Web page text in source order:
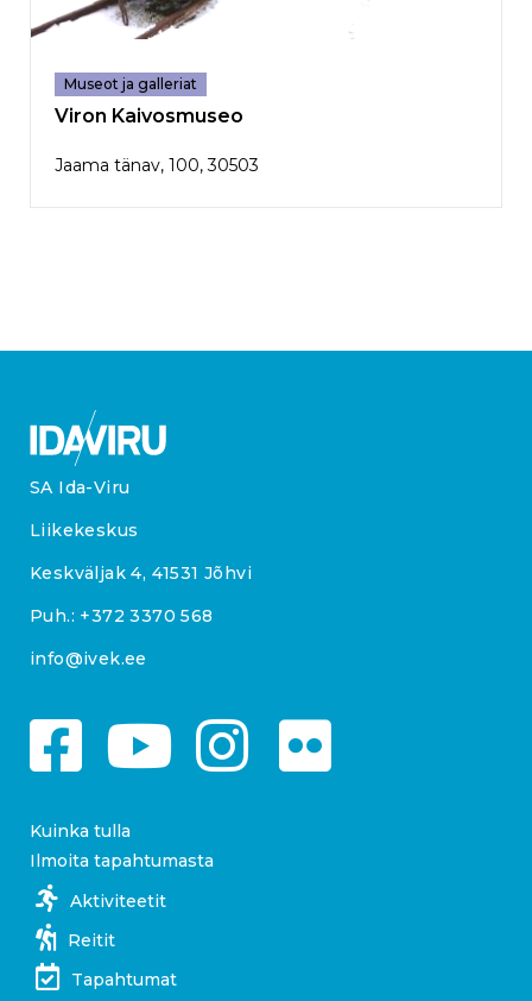
Museot ja galleriat
Viron Kaivosmuseo
Jaama tänav, 100, 30503
SA Ida-Viru
Liikekeskus
Keskväljak 4, 41531 Jõhvi
Puh.: +372 3370 568
info@ivek.ee
Kuinka tulla
Ilmoita tapahtumasta
Aktiviteetit
Reitit
Tapahtumat